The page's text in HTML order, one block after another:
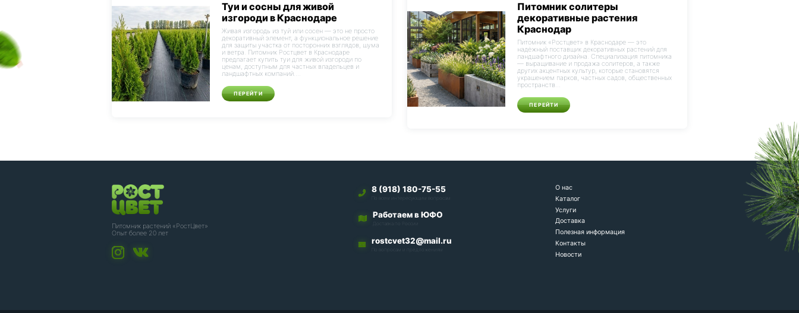
Туи и сосны для живой
изгороди в Краснодаре
Живая изгородь из туй или сосен — это не просто
декоративный элемент, а функциональное решение
для защиты участка от посторонних взглядов, шума
и ветра. Питомник Ростцвет в Краснодаре
предлагает купить туи для живой изгороди по
ценам, доступным для частных владельцев и
ландшафтных компаний....
ПЕРЕЙТИ
Питомник солитеры
декоративные растения
Краснодар
Питомник «Ростцвет» в Краснодаре — это
надёжный поставщик декоративных растений для
ландшафтного дизайна. Специализация питомника
— выращивание и продажа солитеров, а также
других акцентных культур, которые становятся
украшением парков, частных садов, общественных
пространств...
ПЕРЕЙТИ
Питомник растений «РостЦвет»
Опыт более 20 лет
8 (918) 180-75-55
По всем интересующим вопросам
Работаем в ЮФО
rostcvet32@mail.ru
По вопросам и предложениям
О нас
Каталог
Услуги
Доставка
Полезная информация
Контакты
Новости